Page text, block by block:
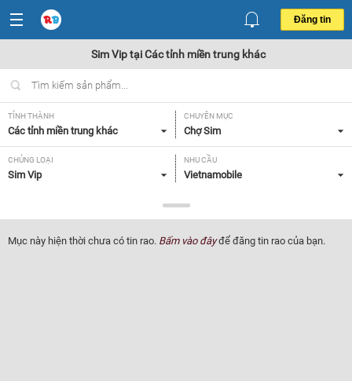
Đăng tin
Sim Vip tại Các tỉnh miền trung khác
TỈNH THÀNH
Các tỉnh miền trung khác
CHUYÊN MỤC
Chợ Sim
CHỦNG LOẠI
Sim Vip
NHU CẦU
Vietnamobile
Tất cả
Mục này hiện thời chưa có tin rao. Bấm vào đâyđể đăng tin rao của bạn.